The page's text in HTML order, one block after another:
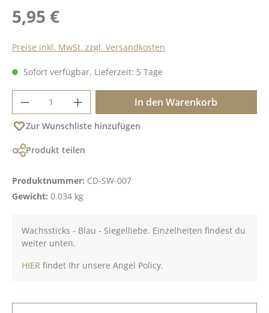
Regulärer Preis:
5,95 €
Preise inkl. MwSt. zzgl. Versandkosten
Sofort verfügbar, Lieferzeit: 5 Tage
Produkt Anzahl: Gib den gewünschten
In den Warenkorb
Zur Wunschliste hinzufügen
Produkt teilen
Produktnummer: CD-SW-007
Gewicht: 0.034 kg
Wachssticks - Blau - Siegelliebe. Einzelheiten findest du
weiter unten.
HIER findet Ihr unsere Angel Policy.